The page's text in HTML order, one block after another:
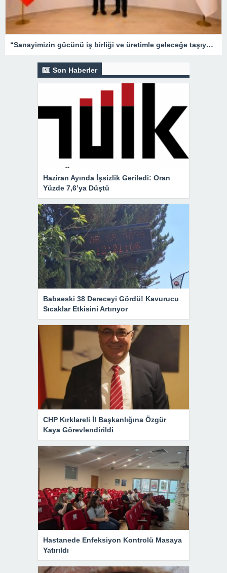
“Sanayimizin gücünü iş birliği ve üretimle geleceğe taşıyoruz”
Son Haberler
Haziran Ayında İşsizlik Geriledi: Oran
Yüzde 7,6’ya Düştü
Babaeski 38 Dereceyi Gördü! Kavurucu
Sıcaklar Etkisini Artırıyor
CHP Kırklareli İl Başkanlığına Özgür
Kaya Görevlendirildi
Hastanede Enfeksiyon Kontrolü Masaya
Yatırıldı